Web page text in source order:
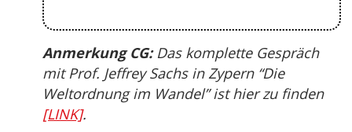
Anmerkung CG:Das komplette Gespräch
mit Prof. Jeffrey Sachs in Zypern “Die
Weltordnung im Wandel” ist hier zu finden
[LINK].